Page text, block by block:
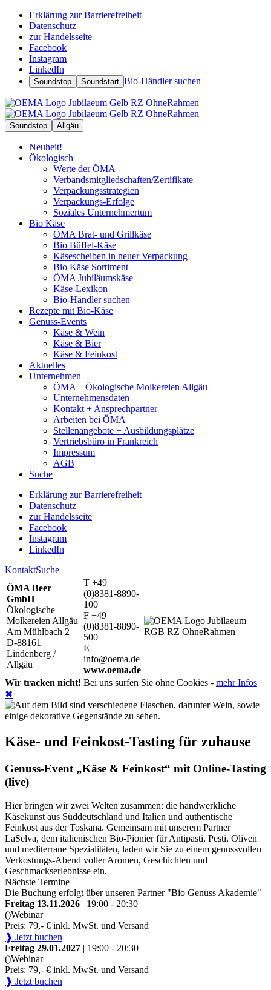
Erklärung zur Barrierefreiheit
Datenschutz
zur Handelsseite
Facebook
Instagram
LinkedIn
Soundstop Soundstart Bio-Händler suchen
Soundstop Allgäu
Neuheit!
Ökologisch
Werte der ÖMA
Verbandsmitgliedschaften/Zertifikate
Verpackungsstrategien
Verpackungs-Erfolge
Soziales Unternehmertum
Bio Käse
ÖMA Brat- und Grillkäse
Bio Büffel-Käse
Käsescheiben in neuer Verpackung
Bio Käse Sortiment
ÖMA Jubiläumskäse
Käse-Lexikon
Bio-Händler suchen
Rezepte mit Bio-Käse
Genuss-Events
Käse & Wein
Käse & Bier
Käse & Feinkost
Aktuelles
Unternehmen
ÖMA – Ökologische Molkereien Allgäu
Unternehmensdaten
Kontakt + Ansprechpartner
Arbeiten bei ÖMA
Stellenangebote + Ausbildungsplätze
Vertriebsbüro in Frankreich
Impressum
AGB
Suche
Erklärung zur Barrierefreiheit
Datenschutz
zur Handelsseite
Facebook
Instagram
LinkedIn
KontaktSuche
ÖMA Beer
GmbH
Ökologische
Molkereien Allgäu
Am Mühlbach 2
D-88161
Lindenberg /
Allgäu
T +49
(0)8381-8890-
100
F +49
(0)8381-8890-
500
E
info@oema.de
www.oema.de
Wir tracken nicht! Bei uns surfen Sie ohne Cookies - mehr Infos
✖
Käse- und Feinkost-Tasting für zuhause
Genuss-Event „Käse & Feinkost“ mit Online-Tasting
(live)
Hier bringen wir zwei Welten zusammen: die handwerkliche
Käsekunst aus Süddeutschland und Italien und authentische
Feinkost aus der Toskana. Gemeinsam mit unserem Partner
LaSelva, dem italienischen Bio-Pionier für Antipasti, Pesti, Oliven
und mediterrane Spezialitäten, laden wir Sie zu einem genussvollen
Verkostungs-Abend voller Aromen, Geschichten und
Geschmackserlebnisse ein.
Nächste Termine
Die Buchung erfolgt über unseren Partner "Bio Genuss Akademie"
Freitag 13.11.2026 | 19:00 - 20:30
()Webinar
Preis: 79,- € inkl. MwSt. und Versand
❱ Jetzt buchen
Freitag 29.01.2027 | 19:00 - 20:30
()Webinar
Preis: 79,- € inkl. MwSt. und Versand
❱ Jetzt buchen